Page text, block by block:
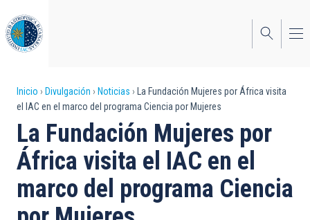
al
contenido
principal
Sobrescribir
enlaces
de
ayuda
a
Inicio Divulgación Noticias
La Fundación Mujeres por África visita
el IAC en el marco del programa Ciencia por Mujeres
La Fundación Mujeres por
África visita el IAC en el
marco del programa Ciencia